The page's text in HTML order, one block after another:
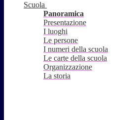
Scuola
Panoramica
Presentazione
I luoghi
Le persone
I numeri della scuola
Le carte della scuola
Organizzazione
La storia